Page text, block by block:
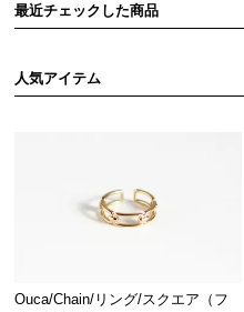
最近チェックした商品
人気アイテム
Ouca/Chain/リング/スクエア（フ